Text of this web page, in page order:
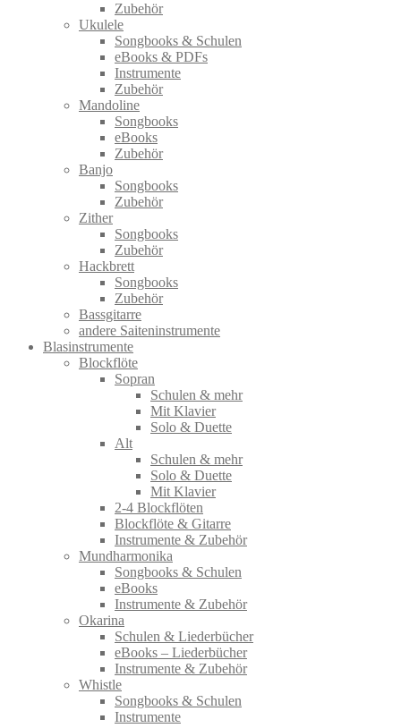
Zubehör
Ukulele
Songbooks & Schulen
eBooks & PDFs
Instrumente
Zubehör
Mandoline
Songbooks
eBooks
Zubehör
Banjo
Songbooks
Zubehör
Zither
Songbooks
Zubehör
Hackbrett
Songbooks
Zubehör
Bassgitarre
andere Saiteninstrumente
Blasinstrumente
Blockflöte
Sopran
Schulen & mehr
Mit Klavier
Solo & Duette
Alt
Schulen & mehr
Solo & Duette
Mit Klavier
2-4 Blockflöten
Blockflöte & Gitarre
Instrumente & Zubehör
Mundharmonika
Songbooks & Schulen
eBooks
Instrumente & Zubehör
Okarina
Schulen & Liederbücher
eBooks – Liederbücher
Instrumente & Zubehör
Whistle
Songbooks & Schulen
Instrumente